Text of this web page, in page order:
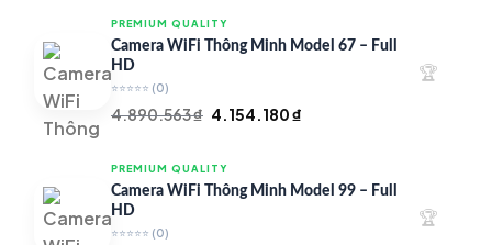
PREMIUM QUALITY
Camera WiFi Thông Minh Model 67 – Full
HD
⭐⭐⭐⭐⭐ (0)
4.890.563₫ Giá
là:
4.890.563 ₫.
4.154.180₫
là:
🏆
PREMIUM QUALITY
Camera WiFi Thông Minh Model 99 – Full
HD
⭐⭐⭐⭐⭐ (0)
🏆